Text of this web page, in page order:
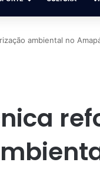
ambiental no